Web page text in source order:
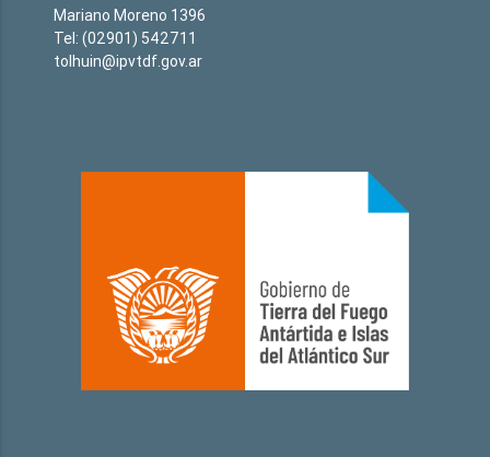
Mariano Moreno 1396
Tel: (02901) 542711
tolhuin@ipvtdf.gov.ar